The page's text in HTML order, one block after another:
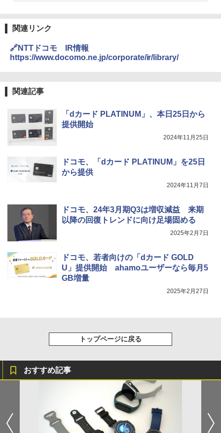
関連リンク
🔗NTTドコモ IR情報
https://www.docomo.ne.jp/corporate/ir/library/
関連記事
「dカード PLATINUM」、本日25日から
提供開始
2024年11月25日
ドコモ、「dカード PLATINUM」を25日
から提供
2024年11月7日
ドコモ、24年3月期Q3は増収減益 来期
以降の回復トレンドに向け足場固める
2025年2月7日
ドコモ、若者向けの「dカード GOLD
U」提供開始 ahamoユーザーなら毎月5
GB増量
2025年2月27日
トップページに戻る
おすすめ記事